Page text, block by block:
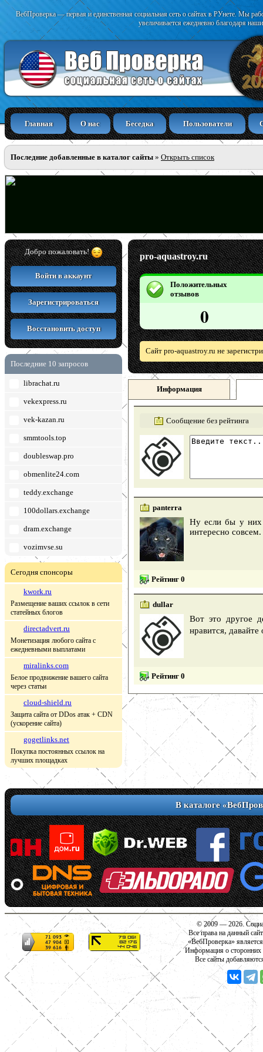
ВебПроверка — первая и единственная социальная сеть о сайтах в РУнете. Мы
увеличивается ежедневно благодаря
Главная О нас Беседка Пользователи
Последние добавленные в каталог сайты » Открыть список
Добро пожаловать!
Войти в аккаунт
Зарегистрироваться
Восстановить доступ
Последние 10 запросов
librachat.ru
vekexpress.ru
vek-kazan.ru
smmtools.top
doubleswap.pro
obmenlite24.com
teddy.exchange
100dollars.exchange
dram.exchange
vozimvse.su
Сегодня спонсоры
kwork.ru
Размещение ваших ссылок в сети
статейных блогов
directadvert.ru
Монетизация любого сайта с
ежедневными выплатами
miralinks.com
Белое продвижение вашего сайта
через статьи
cloud-shield.ru
Защита сайта от DDos атак + CDN
(ускорение сайта)
gogetlinks.net
Покупка постоянных ссылок на
лучших площадках
pro-aquastroy.ru
Положительных
отзывов
0
Сайт pro-aquastroy.ru не
Информация
Сообщение без рейтинга
panterra
Ну если бы у них
интересно
Рейтинг 0
dullar
Вот это другое
нравится,
Рейтинг 0
В каталоге
© 2009 — 2026.
Все права на данный
«ВебПроверка»
Информация о сторонних
Все сайты